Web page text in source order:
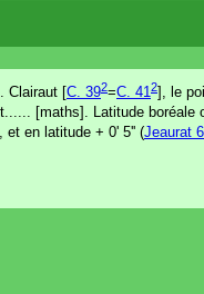
Clairaut [C. 392=C. 412], le
[maths]. Latitude boréale
et en latitude + 0' 5'' (Jeaurat